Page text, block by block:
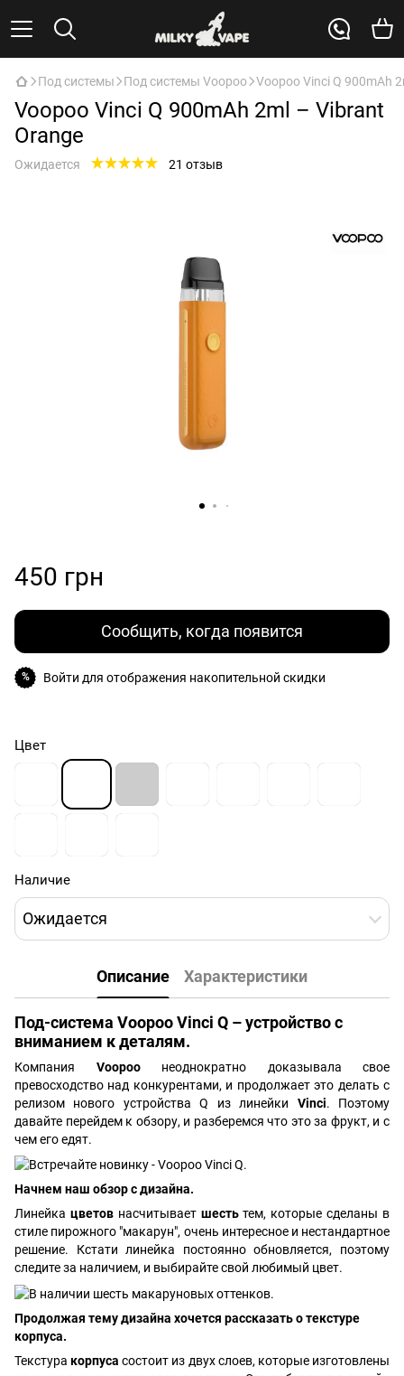
Под системы Под системы Voopoo Voopoo Vinci Q 900mAh
Voopoo Vinci Q 900mAh 2ml – Vibrant
Orange
Ожидается 21 отзыв
450 грн
Сообщить, когда появится
% Войти для отображения накопительной скидки
Цвет
Наличие
Ожидается
Описание Характеристики
Под-система Voopoo Vinci Q – устройство с
вниманием к деталям.
Компания Voopoo неоднократно доказывала свое
превосходство над конкурентами, и продолжает это делать с
релизом нового устройства Q из линейки Vinci. Поэтому
давайте перейдем к обзору, и разберемся что это за фрукт, и с
чем его едят.
Начнем наш обзор с дизайна.
Линейка цветов насчитывает шестьтем, которые сделаны в
стиле пирожного "макарун", очень интересное и нестандартное
решение. Кстати линейка постоянно обновляется, поэтому
следите за наличием, и выбирайте свой любимый цвет.
Продолжая тему дизайна хочется рассказать о текстуре
корпуса.
Текстуракорпусасостоит из двух слоев, которые изготовлены